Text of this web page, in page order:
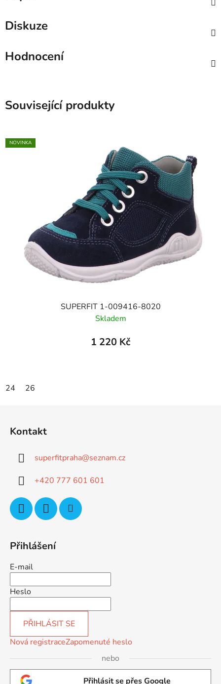
Diskuze
Hodnocení
Související produkty
NOVINKA
SUPERFIT 1-009416-8020
Skladem
1 220 Kč
24 26
Kontakt
superfitpraha@seznam.cz
+420 777 601 601
Přihlášení
E-mail
Heslo
PŘIHLÁSIT SE
Nová registraceZapomenuté heslo
nebo
Přihlásit se přes Google